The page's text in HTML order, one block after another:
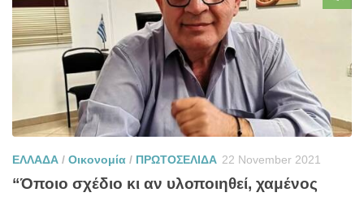
ΕΛΛΑΔΑ / Οικονομία / ΠΡΩΤΟΣΕΛΙΔΑ 22 November 2021
“Όποιο σχέδιο κι αν υλοποιηθεί, χαμένος